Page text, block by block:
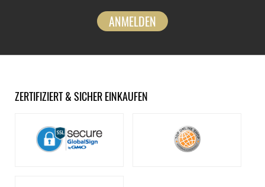
ANMELDEN
ZERTIFIZIERT & SICHER EINKAUFEN